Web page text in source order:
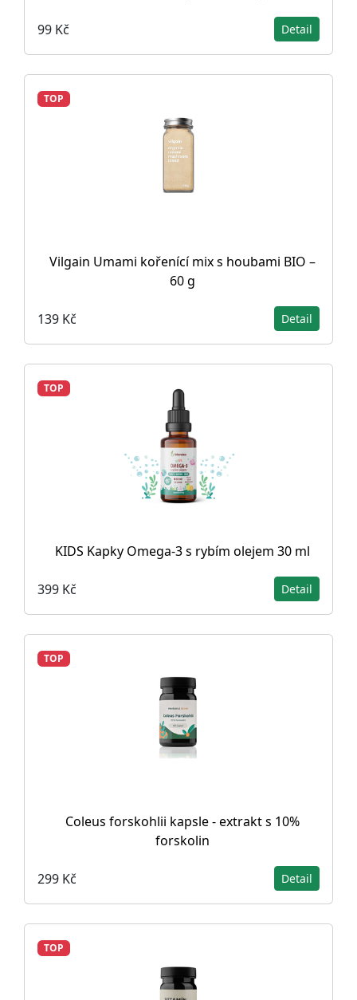
99 Kč Detail
TOP
Vilgain Umami kořenící mix s houbami BIO –
60 g
139 Kč Detail
TOP
KIDS Kapky Omega-3 s rybím olejem 30 ml
399 Kč Detail
TOP
Coleus forskohlii kapsle - extrakt s 10%
forskolin
299 Kč Detail
TOP